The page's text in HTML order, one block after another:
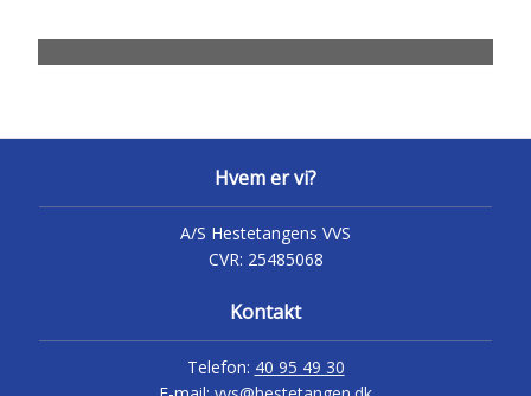
Hvem er vi?
A/S Hestetangens VVS
CVR: 25485068
Kontakt
Telefon: 40 95 49 30